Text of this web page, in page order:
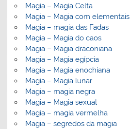
Magia – Magia Celta
Magia – Magia com elementais
Magia – magia das Fadas
Magia – Magia do caos
Magia – Magia draconiana
Magia – Magia egípcia
Magia – Magia enochiana
Magia – Magia lunar
Magia – magia negra
Magia – Magia sexual
Magia – magia vermelha
Magia – segredos da magia